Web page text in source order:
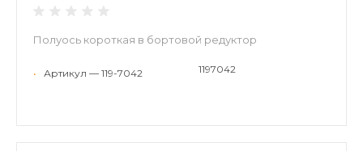
Полуось короткая в бортовой редуктор
• Артикул — 119-7042 1197042